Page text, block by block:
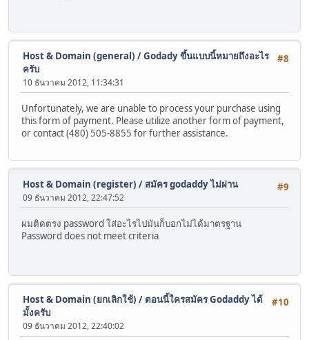
#8
Host & Domain (general) /Godady ขึ้นแบบนี้หมายถึงอะไร
ครับ
10 ธันวาคม 2012, 11:34:31
Unfortunately, we are unable to process your purchase using
this form of payment. Please utilize another form of payment,
or contact (480) 505-8855 for further assistance.
#9
Host & Domain (register) / สมัคร godaddy ไม่ผ่าน
09 ธันวาคม 2012, 22:47:52
ผมติดตรง password ใส่อะไรไปมันก็บอกไม่ได้มาตรฐาน
Password does not meet criteria
#10
Host & Domain (ยกเลิกใช้) / ตอนนี้ใครสมัคร Godaddy ได้
มั้งครับ
09 ธันวาคม 2012, 22:40:02